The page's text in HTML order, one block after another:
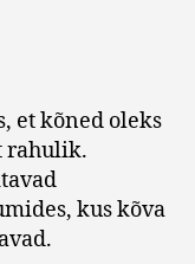
et kõned oleks
rahulik.
kus kõva